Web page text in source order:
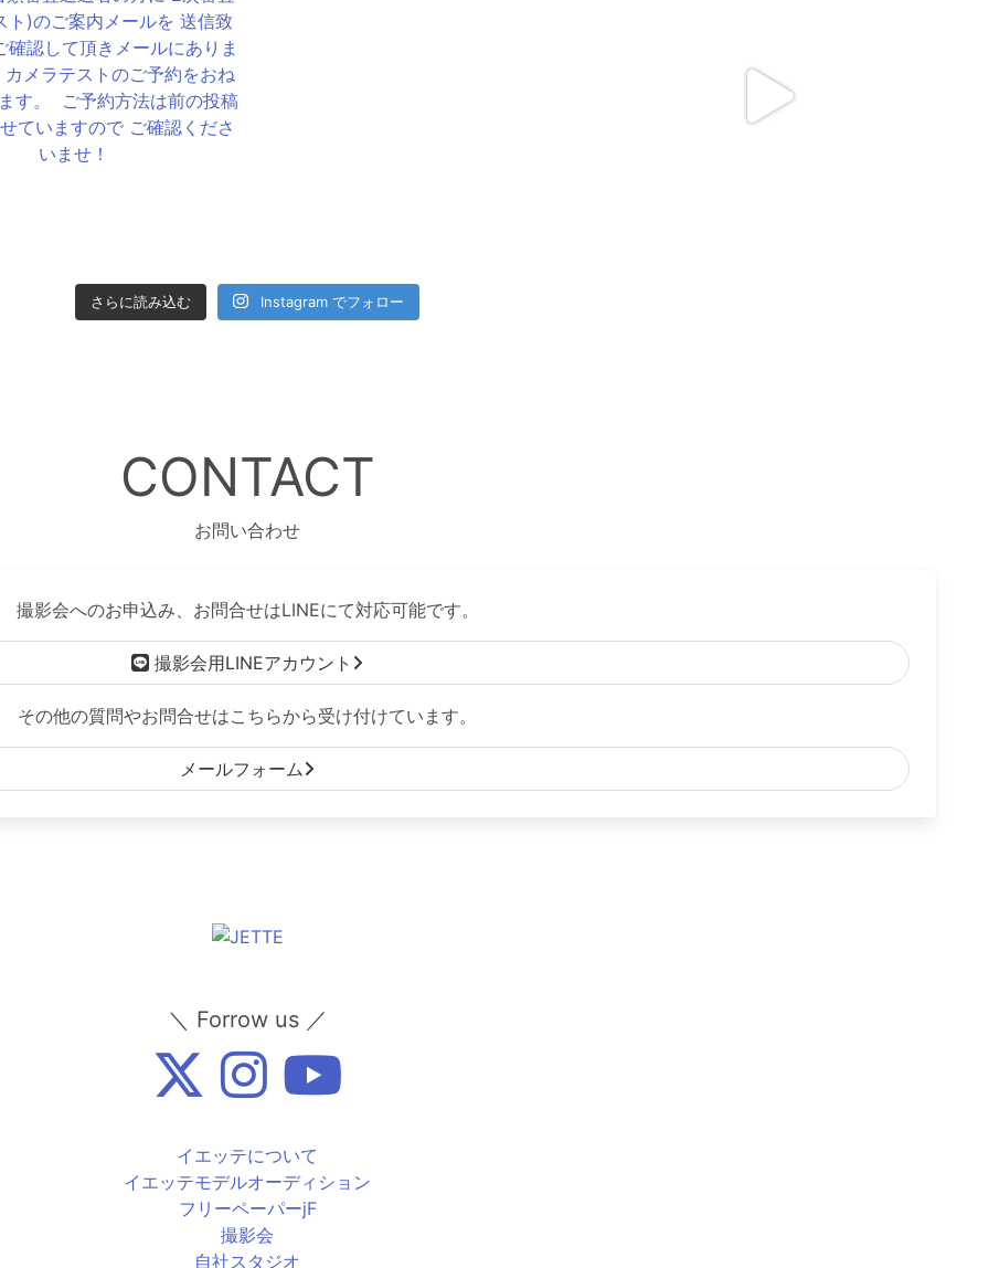
さらに読み込む Instagram でフォロー
CONTACT
お問い合わせ
撮影会へのお申込み、お問合せはLINEにて対応可能です。
撮影会用LINEアカウント
その他の質問やお問合せはこちらから受け付けています。
メールフォーム
＼ Forrow us ／
イエッテについて
イエッテモデルオーディション
フリーペーパーjF
撮影会
自社スタジオ